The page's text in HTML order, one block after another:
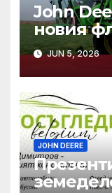
John
новия
– модел
JUN 5, 2026
JOHN DEERE